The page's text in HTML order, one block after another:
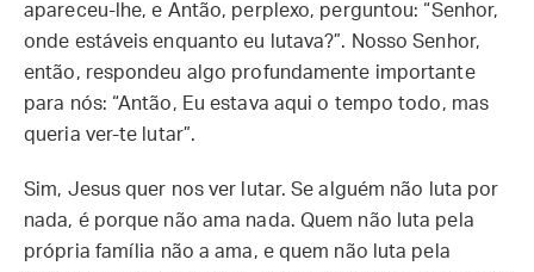
apareceu-lhe, e Antão, perplexo, perguntou: “Senhor,
onde estáveis enquanto eu lutava?”. Nosso Senhor,
então, respondeu algo profundamente importante
para nós: “Antão, Eu estava aqui o tempo todo, mas
queria ver-te lutar”.
Sim, Jesus quer nos ver lutar. Se alguém não luta por
nada, é porque não ama nada. Quem não luta pela
própria família não a ama, e quem não luta pela